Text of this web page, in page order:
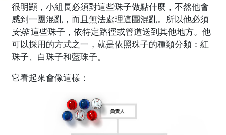
很明顯，小組長必須對這些珠子做點什麼，不然他會
感到一團混亂，而且無法處理這團混亂。所以他必須
安排這些珠子，依特定路徑或管道送到其他地方。他
可以採用的方式之一，就是依照珠子的種類分類：紅
珠子、白珠子和藍珠子。
它看起來會像這樣：